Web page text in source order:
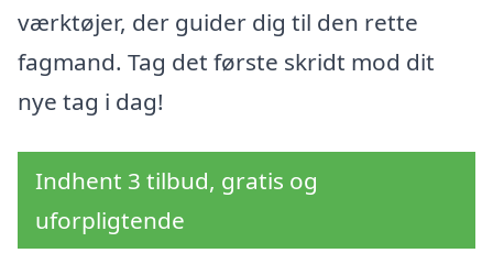
værktøjer, der guider dig til den rette
fagmand. Tag det første skridt mod dit
nye tag i dag!
Indhent 3 tilbud, gratis og
uforpligtende